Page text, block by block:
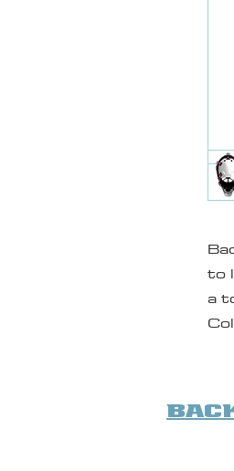
to
a